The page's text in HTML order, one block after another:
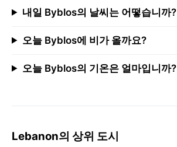
내일 Byblos의 날씨는 어떻습니까?
오늘 Byblos에 비가 올까요?
오늘 Byblos의 기온은 얼마입니까?
Lebanon의 상위 도시